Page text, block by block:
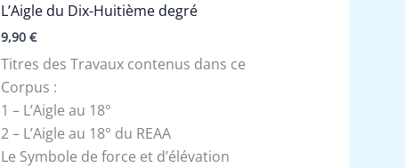
L’Aigle du Dix-Huitième degré
9,90€
Titres des Travaux contenus dans ce
Corpus :
1 – L’Aigle au 18°
2 – L’Aigle au 18° du REAA
Le Symbole de force et d’élévation